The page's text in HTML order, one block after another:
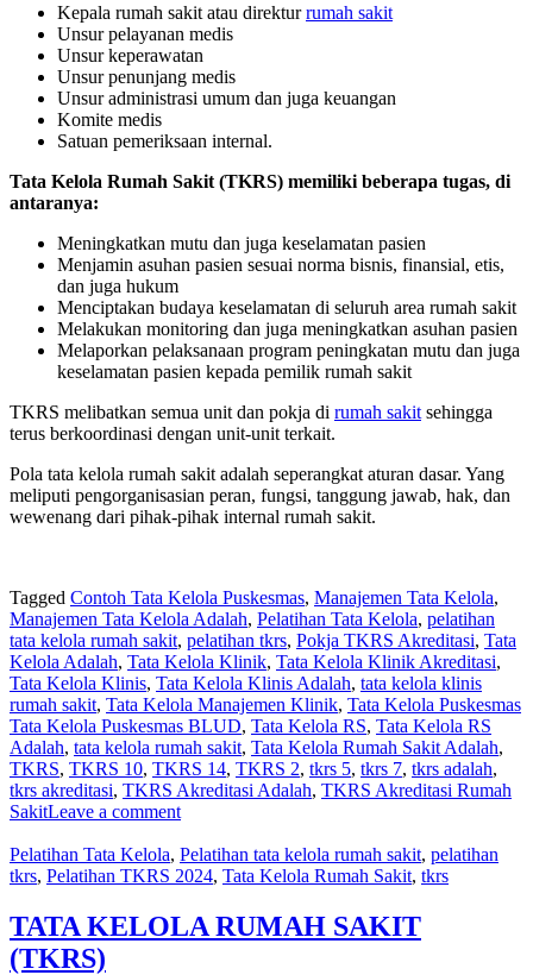
Kepala rumah sakit atau direkturrumah sakit
Unsur pelayanan medis
Unsur keperawatan
Unsur penunjang medis
Unsur administrasi umum dan juga keuangan
Komite medis
Satuan pemeriksaan internal.
Tata Kelola Rumah Sakit (TKRS) memiliki beberapa tugas, di
antaranya:
Meningkatkan mutu dan juga keselamatan pasien
Menjamin asuhan pasien sesuai norma bisnis, finansial, etis,
dan juga hukum
Menciptakan budaya keselamatan di seluruh area rumah sakit
Melakukan monitoring dan juga meningkatkan asuhan pasien
Melaporkan pelaksanaan program peningkatan mutu dan juga
keselamatan pasien kepada pemilik rumah sakit
TKRS melibatkan semua unit dan pokja di rumah sakit sehingga
terus berkoordinasi dengan unit-unit terkait.
Pola tata kelola rumah sakit adalah seperangkat aturan dasar. Yang
meliputi pengorganisasian peran, fungsi, tanggung jawab, hak, dan
wewenang dari pihak-pihak internal rumah sakit.
Tagged Contoh Tata Kelola Puskesmas, Manajemen Tata Kelola,
Manajemen Tata Kelola Adalah, Pelatihan Tata Kelola, pelatihan
tata kelola rumah sakit, pelatihan tkrs, Pokja TKRS Akreditasi, Tata
Kelola Adalah, Tata Kelola Klinik, Tata Kelola Klinik Akreditasi,
Tata Kelola Klinis, Tata Kelola Klinis Adalah, tata kelola klinis
rumah sakit, Tata Kelola Manajemen Klinik, Tata Kelola Puskesmas
Tata Kelola Puskesmas BLUD, Tata Kelola RS, Tata Kelola RS
Adalah, tata kelola rumah sakit, Tata Kelola Rumah Sakit Adalah,
TKRS, TKRS 10, TKRS 14, TKRS 2, tkrs 5, tkrs 7, tkrs adalah,
tkrs akreditasi, TKRS Akreditasi Adalah, TKRS Akreditasi Rumah
SakitLeave a comment
Pelatihan Tata Kelola, Pelatihan tata kelola rumah sakit, pelatihan
tkrs, Pelatihan TKRS 2024, Tata Kelola Rumah Sakit, tkrs
TATA KELOLA RUMAH SAKIT
(TKRS)